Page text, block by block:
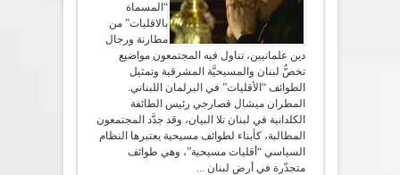
“المسماة
بالاقليات” من
مطارنة ورجال
دين علمانيين، تناول فيه المجتمعون مواضيع
تخصُّ لبنان والمسيحيَّة المشرقية وتمثيل
الطوائف “الأقليات” في البرلمان اللبناني.
المطران ميشال قصارجي رئيس الطائفة
الكلدانية في لبنان تلا البيان، وقد جدَّد المجتمعون
المطالبة، كأبناء لطوائف مسيحية يعتبرها النظام
السياسي “أقليات مسيحية”، وهي طوائف
متجذّرة في أرض لبنان ...